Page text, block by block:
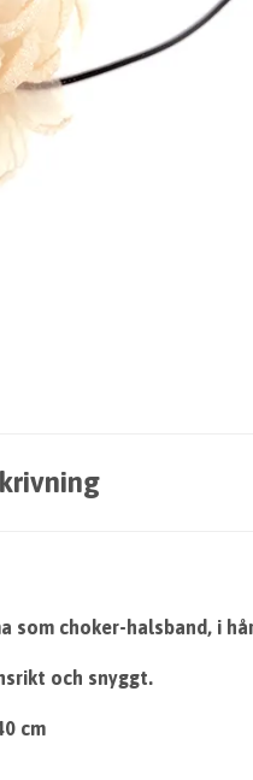
som choker-halsband, i
och snyggt.
cm